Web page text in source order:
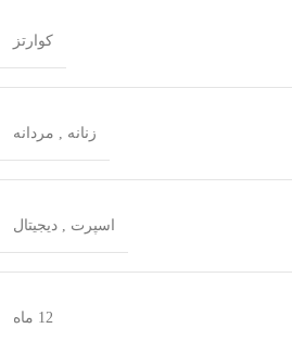
کوارتز
زنانه , مردانه
اسپرت , دیجیتال
12 ماه